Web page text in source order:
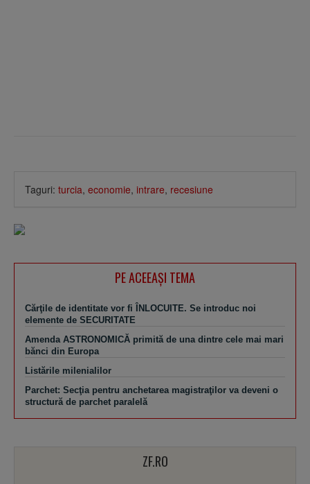
Taguri: turcia, economie, intrare, recesiune
PE ACEEAŞI TEMA
Cărţile de identitate vor fi ÎNLOCUITE. Se introduc noi
elemente de SECURITATE
Amenda ASTRONOMICĂ primită de una dintre cele mai mari
bănci din Europa
Listările milenialilor
Parchet: Secţia pentru anchetarea magistraţilor va deveni o
structură de parchet paralelă
ZF.RO